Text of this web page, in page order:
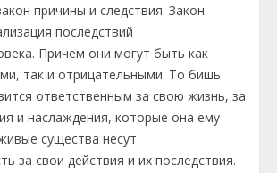
причины и следствия. Закон
последствий
Причем они могут быть как
так и отрицательными. То бишь
ответственным за свою жизнь, за
и наслаждения, которые она ему
существа несут
за свои действия и их последствия.